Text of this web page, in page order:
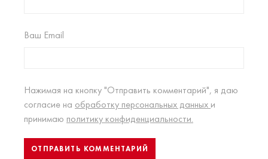
Ваш Email
Нажимая на кнопку "Отправить комментарий", я даю
согласие на обработку персональных данных и
принимаю политику конфиденциальности.